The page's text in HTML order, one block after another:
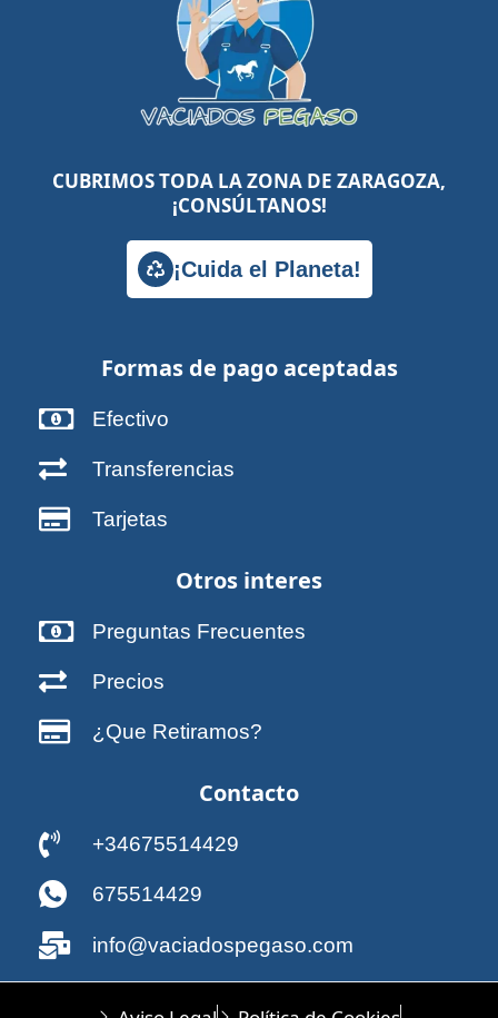
CUBRIMOS TODA LA ZONA DE ZARAGOZA,
¡CONSÚLTANOS!
¡Cuida el Planeta!
Formas de pago aceptadas
Efectivo
Transferencias
Tarjetas
Otros interes
Preguntas Frecuentes
Precios
¿Que Retiramos?
Contacto
+34675514429
675514429
info@vaciadospegaso.com